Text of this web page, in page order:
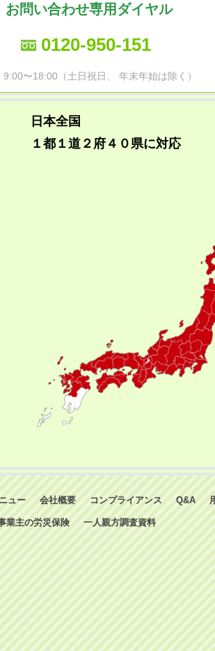
お問い合わせ専用ダイヤル
0120-950-151
9:00〜18:00（土日祝日、 年末年始は除く）
日本全国
１都１道２府４０県に対応
ュー 会社概要 コンプライアンス Q&A
業主の労災保険 一人親方調査資料